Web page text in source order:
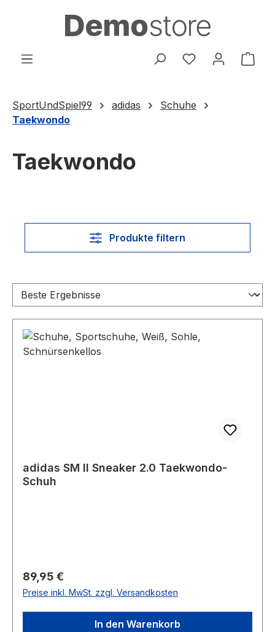
Zum Hauptinhalt springen
Du hast 0
SportUndSpiel99 adidas
Schuhe
Taekwondo
Taekwondo
Produkte filtern
adidas SM II Sneaker 2.0 Taekwondo-
Schuh
Regulärer Preis:
89,95 €
Preise inkl. MwSt. zzgl. Versandkosten
In den Warenkorb